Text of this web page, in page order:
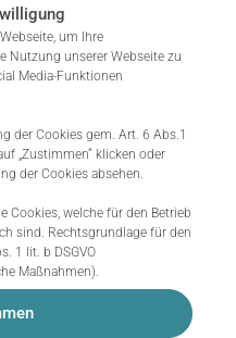
um Ihre
Nutzung unserer Webseite zu
Media-Funktionen
der Cookies gem. Art. 6 Abs.1
„Zustimmen“ klicken oder
der Cookies absehen.
Cookies, welche für den Betrieb
sind. Rechtsgrundlage für den
1 lit. b DSGVO
Maßnahmen).